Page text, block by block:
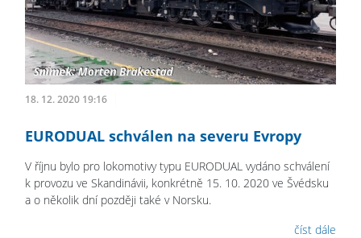
18. 12. 2020 19:16
EURODUAL schválen na severu Evropy
V říjnu bylo pro lokomotivy typu EURODUAL vydáno schválení
k provozu ve Skandinávii, konkrétně 15. 10. 2020 ve Švédsku
a o několik dní později také v Norsku.
číst dále